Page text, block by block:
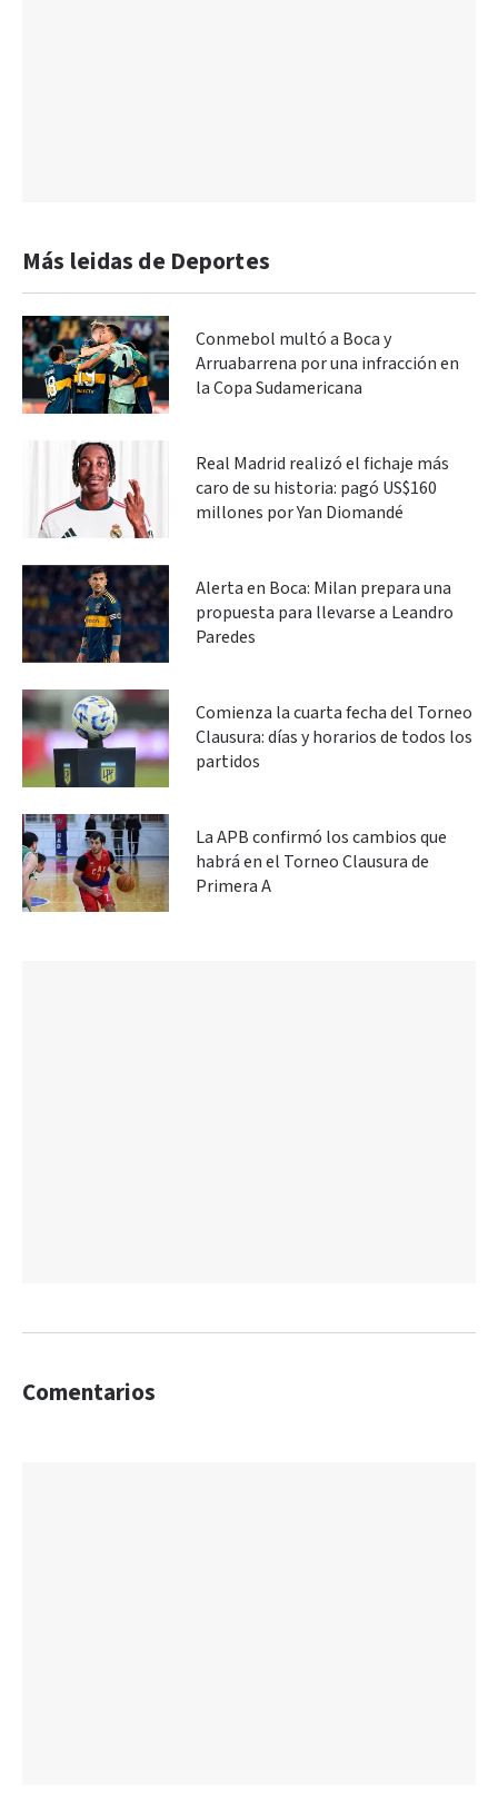
Más leidas de Deportes
Conmebol multó a Boca y
Arruabarrena por una infracción en
la Copa Sudamericana
Real Madrid realizó el fichaje más
caro de su historia: pagó US$160
millones por Yan Diomandé
Alerta en Boca: Milan prepara una
propuesta para llevarse a Leandro
Paredes
Comienza la cuarta fecha del Torneo
Clausura: días y horarios de todos los
partidos
La APB confirmó los cambios que
habrá en el Torneo Clausura de
Primera A
Comentarios